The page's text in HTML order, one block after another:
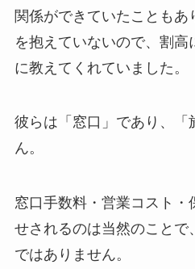
関係ができていたことも
を抱えていないので、割
に教えてくれていました。
彼らは「窓口」であり、「
ん。
窓口手数料・営業コスト・
せされるのは当然のことで
ではありません。